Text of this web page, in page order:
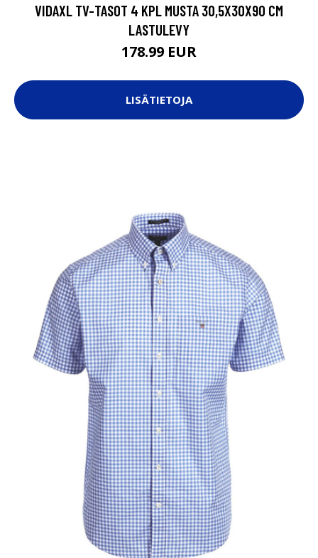
VIDAXL TV-TASOT 4 KPL MUSTA 30,5X30X90 CM
LASTULEVY
178.99 EUR
LISÄTIETOJA